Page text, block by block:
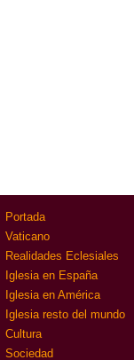
Portada
Vaticano
Realidades Eclesiales
Iglesia en España
Iglesia en América
Iglesia resto del mundo
Cultura
Sociedad